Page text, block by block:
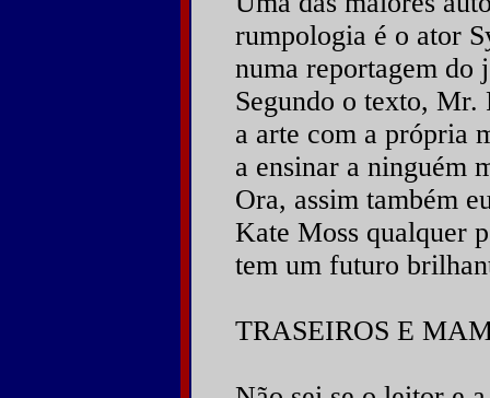
rumpologia é o ator
numa reportagem
Segundo o texto, Mr.
a arte com a própria
a ensinar a ninguém
Ora, assim também
Kate Moss qualquer
tem um futuro
TRASEIROS E